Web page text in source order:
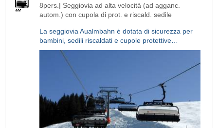
8pers.| Seggiovia ad alta velocità (ad agganc.
autom.) con cupola di prot. e riscald. sedile
La seggiovia Aualmbahn è dotata di sicurezza per
bambini, sedili riscaldati e cupole protettive…